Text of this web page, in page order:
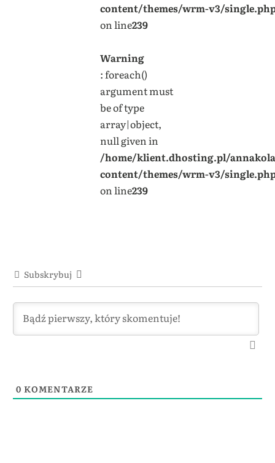
content/themes/wrm-v3/
on line239
Warning
: foreach()
argument must
be of type
array|object,
null given in
/home/klient.dhosting.pl/
content/themes/wrm-v3/
on line239
Subskrybuj
0 KOMENTARZE